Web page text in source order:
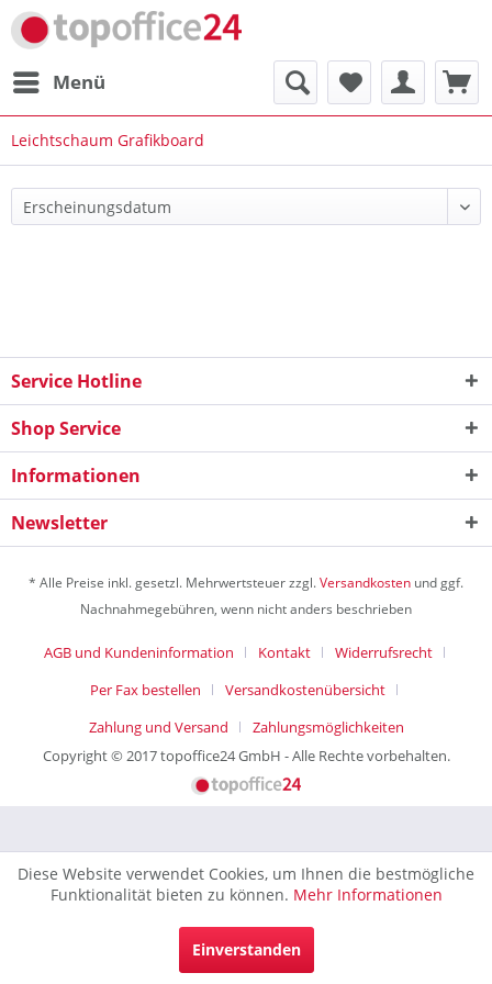
Menü
Leichtschaum Grafikboard
Service Hotline
Shop Service
Informationen
Newsletter
* Alle Preise inkl. gesetzl. Mehrwertsteuer zzgl.Versandkosten und ggf.
Nachnahmegebühren, wenn nicht anders beschrieben
AGB und Kundeninformation Kontakt
Widerrufsrecht
Per Fax bestellen
Versandkostenübersicht
Zahlung und Versand
Zahlungsmöglichkeiten
Copyright © 2017 topoffice24 GmbH - Alle Rechte vorbehalten.
Diese Website verwendet Cookies, um Ihnen die bestmögliche
Funktionalität bieten zu können. Mehr Informationen
Einverstanden